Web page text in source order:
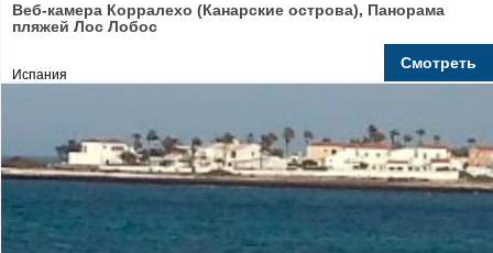
Веб-камера Корралехо (Канарские острова), Панорама
пляжей Лос Лобос
Испания
Смотреть